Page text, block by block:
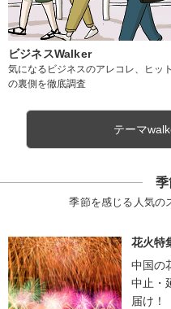
ビジネスWalker
気になるビジネスのアレコレ、ヒット
の裏側を徹底調査
テーマ
季
季節を感じる人気の
花火特
中国の
中止・
届け！